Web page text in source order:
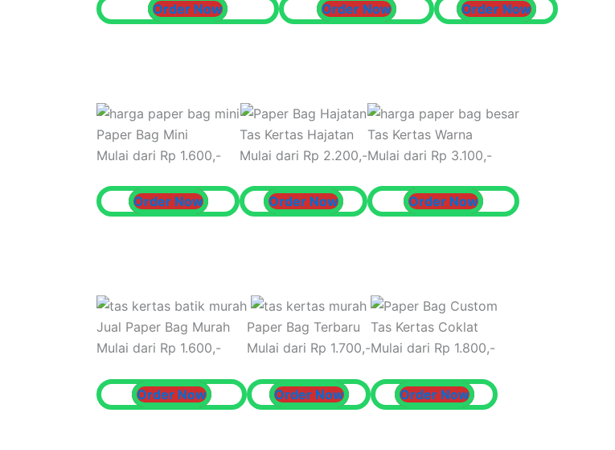
Order Now Order Now Order Now
Paper Bag Mini
Mulai dari Rp 1.600,-
Order Now
Tas Kertas Hajatan
Mulai dari Rp 2.200,-
Order Now
Tas Kertas Warna
Mulai dari Rp 3.100,-
Order Now
Jual Paper Bag Murah
Mulai dari Rp 1.600,-
Order Now
Paper Bag Terbaru
Mulai dari Rp 1.700,-
Order Now
Tas Kertas Coklat
Mulai dari Rp 1.800,-
Order Now